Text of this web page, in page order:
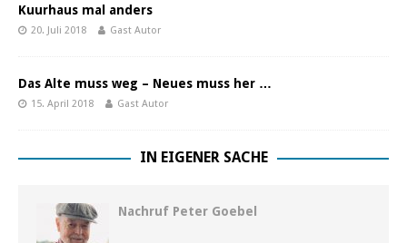
Kuurhaus mal anders
20. Juli 2018 Gast Autor
Das Alte muss weg – Neues muss her …
15. April 2018 Gast Autor
IN EIGENER SACHE
Nachruf Peter Goebel